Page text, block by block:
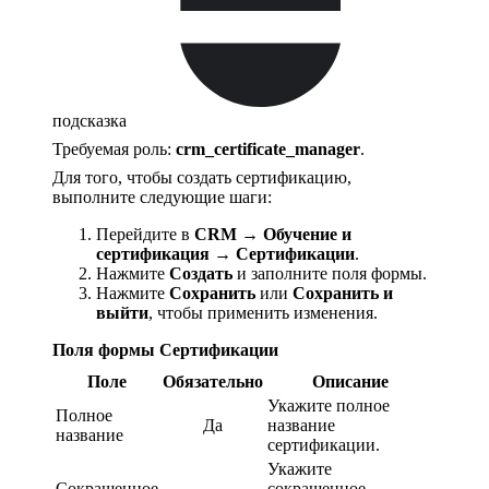
подсказка
Требуемая роль: crm_certificate_manager.
Для того, чтобы создать сертификацию,
выполните следующие шаги:
Перейдите в CRM → Обучение и
сертификация → Сертификации.
Нажмите Создать и заполните поля формы.
Нажмите Сохранить или Сохранить и
выйти, чтобы применить изменения.
Поля формы Сертификации
Поле
Обязательно
Описание
Полное
название
Да
Укажите полное
название
сертификации.
Укажите